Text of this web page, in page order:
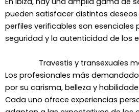
pueden satisfacer distintos deseos
perfiles verificables son esenciales
seguridad y la autenticidad de los
Travestis y transexuales
Los profesionales más
por su carisma, belleza y
Cada uno ofrece experiencias